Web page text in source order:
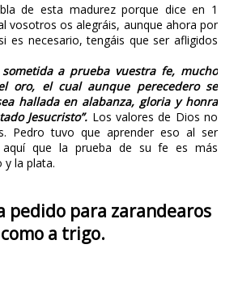
de esta madurez porque dice en 1
vosotros os alegráis, aunque ahora por
es necesario, tengáis que ser afligidos
a prueba vuestra fe, mucho
oro, el cual aunque perecedero se
hallada en alabanza, gloria y honra
Jesucristo”. Los valores de Dios no
Pedro tuvo que aprender eso al ser
aquí que la prueba de su fe es más
la plata.
pedido para zarandearos
como a trigo.